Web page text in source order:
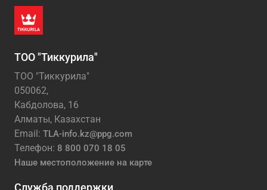
ТОО "Тиккурила"
ТОО "Тиккурила"
050062,
Кабдолова, 16
Алматы, Казахстан
Email: TLA-info.kz@ppg.com
Телефон: 8 800 070 18 05
Наше местоположение на карте
Служба поддержки